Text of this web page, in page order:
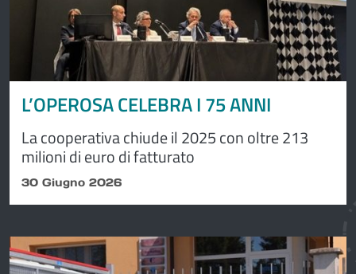
L’OPEROSA CELEBRA I 75 ANNI
La cooperativa chiude il 2025 con oltre 213
milioni di euro di fatturato
30 Giugno 2026